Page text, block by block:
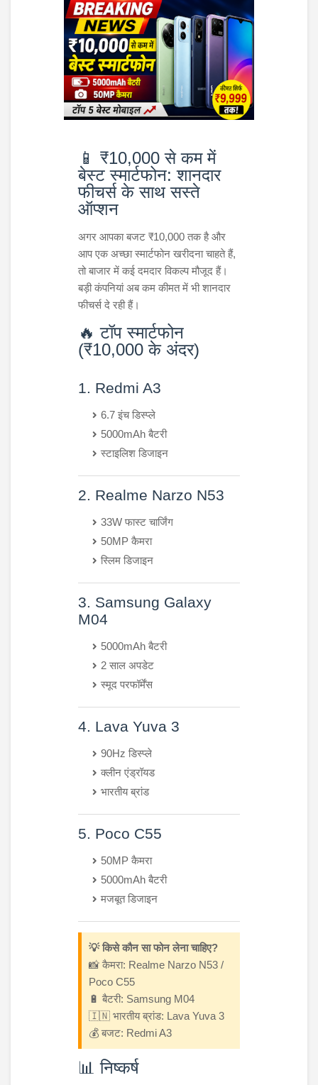
📱 ₹10,000 से कम में
बेस्ट स्मार्टफोन: शानदार
फीचर्स के साथ सस्ते
ऑप्शन
अगर आपका बजट ₹10,000 तक है और
आप एक अच्छा स्मार्टफोन खरीदना चाहते हैं,
तो बाजार में कई दमदार विकल्प मौजूद हैं।
बड़ी कंपनियां अब कम कीमत में भी शानदार
फीचर्स दे रही हैं।
🔥 टॉप स्मार्टफोन
(₹10,000 के अंदर)
1. Redmi A3
6.7 इंच डिस्प्ले
5000mAh बैटरी
स्टाइलिश डिजाइन
2. Realme Narzo N53
33W फास्ट चार्जिंग
50MP कैमरा
स्लिम डिजाइन
3. Samsung Galaxy
M04
5000mAh बैटरी
2 साल अपडेट
स्मूद परफॉर्मेंस
4. Lava Yuva 3
90Hz डिस्प्ले
क्लीन एंड्रॉयड
भारतीय ब्रांड
5. Poco C55
50MP कैमरा
5000mAh बैटरी
मजबूत डिजाइन
💡 किसे कौन सा फोन लेना चाहिए?
📸 कैमरा: Realme Narzo N53 /
Poco C55
🔋 बैटरी: Samsung M04
🇮🇳 भारतीय ब्रांड: Lava Yuva 3
💰 बजट: Redmi A3
📊 निष्कर्ष